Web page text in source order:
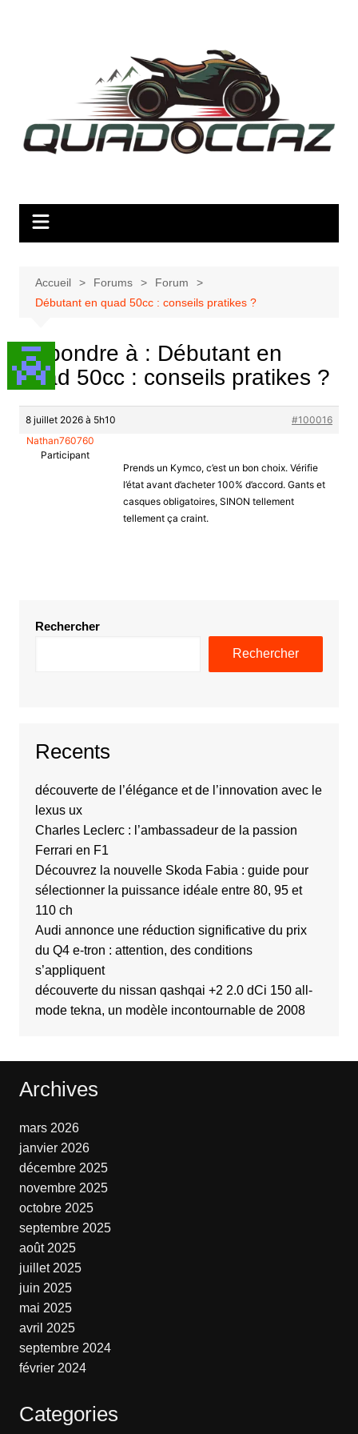
Accueil Forums
Forum
Débutant en quad 50cc : conseils pratikes ?
Répondre à : Débutant en
quad 50cc : conseils pratikes ?
8 juillet 2026 à 5h10
#100016
Nathan760760
Participant
Prends un Kymco, c’est un bon choix. Vérifie
l’état avant d’acheter 100% d’accord. Gants et
casques obligatoires, SINON tellement
tellement ça craint.
Rechercher
Rechercher
Recents
découverte de l’élégance et de l’innovation avec le
lexus ux
Charles Leclerc : l’ambassadeur de la passion
Ferrari en F1
Découvrez la nouvelle Skoda Fabia : guide pour
sélectionner la puissance idéale entre 80, 95 et
110 ch
Audi annonce une réduction significative du prix
du Q4 e-tron : attention, des conditions
s’appliquent
découverte du nissan qashqai +2 2.0 dCi 150 all-
mode tekna, un modèle incontournable de 2008
Archives
mars 2026
janvier 2026
décembre 2025
novembre 2025
octobre 2025
septembre 2025
août 2025
juillet 2025
juin 2025
mai 2025
avril 2025
septembre 2024
février 2024
Categories